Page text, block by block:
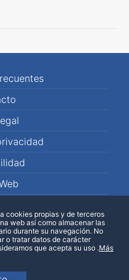
cookies propias y de terceros
web así como almacenar las
durante su navegación. No
o tratar datos de carácter
que acepta su uso .Más